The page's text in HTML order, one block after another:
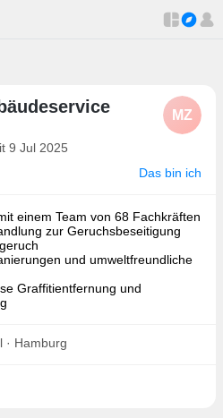
9 Jul 2025
MZ
Das bin ich
einem Team von 68 Fachkräften
zur Geruchsbeseitigung
und umweltfreundliche
Graffitientfernung und
· Hamburg